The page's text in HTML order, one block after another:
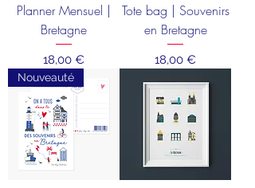
Planner Mensuel |
Bretagne
Prix
18,00 €
Tote bag | Souvenirs
en Bretagne
Prix
18,00 €
Nouveauté